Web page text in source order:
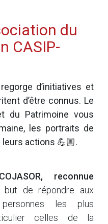
du
CASIP-
d’initiatives et
d’être connus. Le
du Patrimoine vous
les portraits de
actions 💪🏼.
reconnue
de répondre aux
les plus
celles de la